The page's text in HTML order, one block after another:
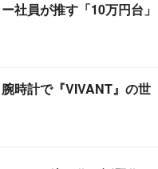
社員が推す「10万円台」
腕時計で『VIVANT』の世